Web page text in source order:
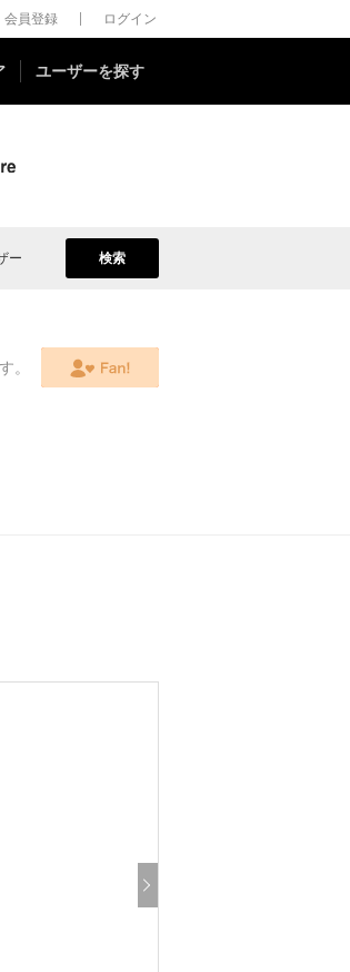
会員登録 ログイン
ユーザーを探す
ー 検索
。